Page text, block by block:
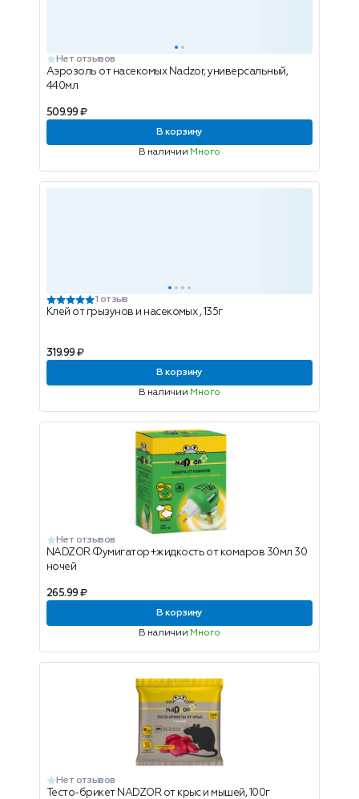
Нет отзывов
Аэрозоль от насекомых Nadzor, универсальный,
440мл
509.99 ₽
В корзину
В наличии Много
1 отзыв
Клей от грызунов и насекомых , 135г
319.99 ₽
В корзину
В наличии Много
Нет отзывов
NADZOR Фумигатор+жидкость от комаров 30мл 30
ночей
265.99 ₽
В корзину
В наличии Много
Нет отзывов
Тесто-брикет NADZOR от крыс и мышей, 100г